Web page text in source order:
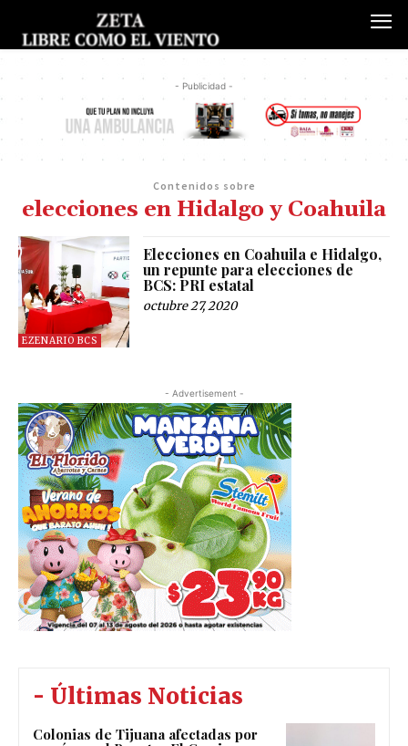
- Publicidad -
Contenidos sobre
elecciones en Hidalgo y Coahuila
EZENARIO BCS
Elecciones en Coahuila e Hidalgo,
un repunte para elecciones de
BCS: PRI estatal
octubre 27, 2020
- Advertisement -
- Últimas Noticias
Colonias de Tijuana afectadas por